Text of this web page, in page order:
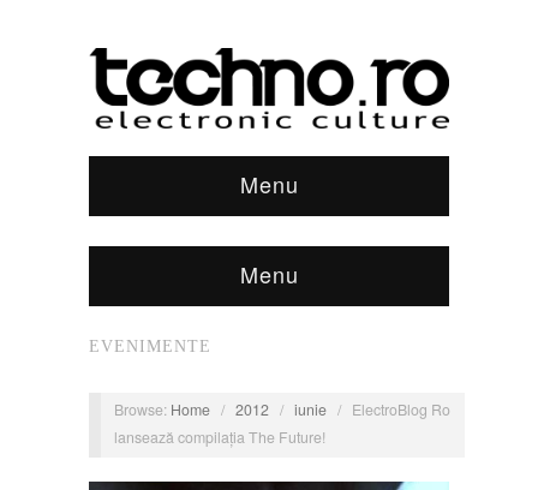
Menu
Menu
EVENIMENTE
Browse: Home / 2012 / iunie / ElectroBlog Ro
lansează compilația The Future!